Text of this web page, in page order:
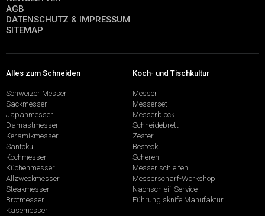
AGB
DATENSCHUTZ & IMPRESSUM
SITEMAP
Alles zum Schneiden
Schweizer Messer
Sackmesser
Japanmesser
Damastmesser
Keramikmesser
Santoku
Kochmesser
Küchenmesser
Allzweckmesser
Steakmesser
Brotmesser
Käsemesser
Koch- und Tischkultur
Messer
Messerset
Messerblock
Schneidebrett
Zester
Besteck
Scheren
Messer schleifen
Messerschärf-Workshop
Nachschleif-Service
Führung sknife Manufaktur